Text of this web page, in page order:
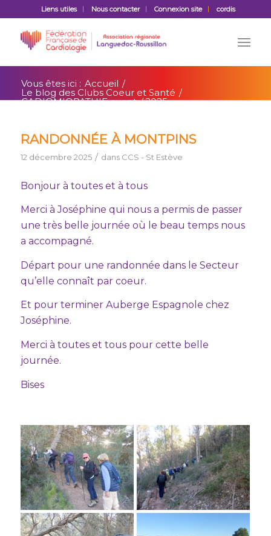
Liens utiles Nous contacter Connexion site cordis
Vous êtes ici : Accueil /
Le blog des Clubs Coeur et Santé /
CADIOMIOPATHIE event /2025
RANDONNÉE À MONTPINS
12 décembre 2025 / dans CCS - St Estève
Bonjour à toutes et à tous
Merci à Joséphine qui nous a permis de passer
une très belle journée où le beau temps nous
a accompagné.
Départ pour une randonnée dans le Secteur
qu’elle connaît par coeur.
Et pour terminer Auberge Espagnole chez
Joséphine.
Merci à toutes et tous pour cette belle
journée.
Bises